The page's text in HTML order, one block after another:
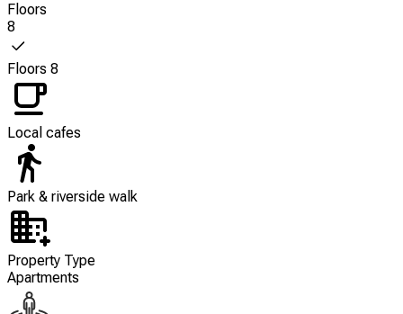
Floors
8
Floors 8
Local cafes
Park & riverside walk
Property Type
Apartments